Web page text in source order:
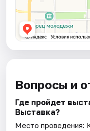
Вопросы и
Где пройдет
Выставка?
Место проведения: